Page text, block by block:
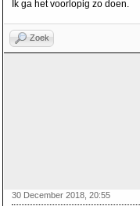
Ik ga het voorlopig zo doen.
Zoek
30 December 2018, 20:55